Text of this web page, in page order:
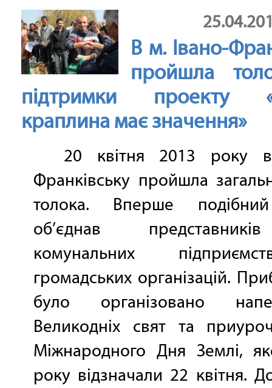
В м. Івано-
пройшла
підтримки проекту
краплина має значення»
20 квітня 2013 року в
Франківську пройшла
толока. Вперше
об’єднав
комунальних
громадських організацій.
було організовано
Великодніх свят та
Міжнародного Дня Землі,
року відзначали 22 квітня.